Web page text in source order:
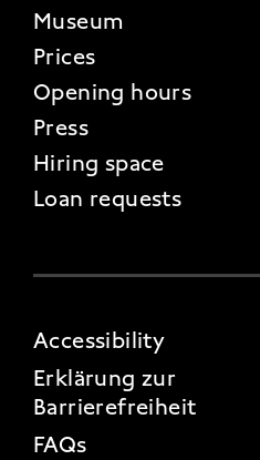
FOOTER 2
Museum
Prices
Opening hours
Press
Hiring space
Loan requests
FOOTER 3
Accessibility
Erklärung zur
Barrierefreiheit
FAQs